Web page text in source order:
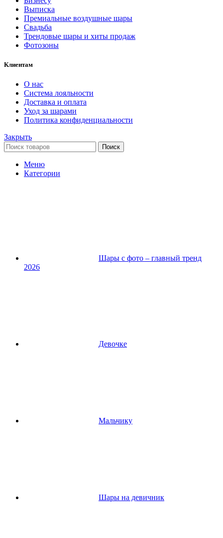
Выписка
Премиальные воздушные шары
Свадьба
Трендовые шары и хиты продаж
Фотозоны
Клиентам
О нас
Система лояльности
Доставка и оплата
Уход за шарами
Политика конфиденциальности
Закрыть
Поиск
Меню
Категории
Шары с фото – главный тренд
2026
Девочке
Мальчику
Шары на девичник